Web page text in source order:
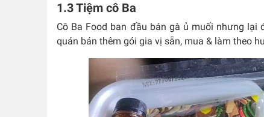
1.3 Tiệm cô Ba
Cô Ba Food ban đầu bán gà ủ muối nhưng
quán bán thêm gói gia vị sẵn, mua & làm theo